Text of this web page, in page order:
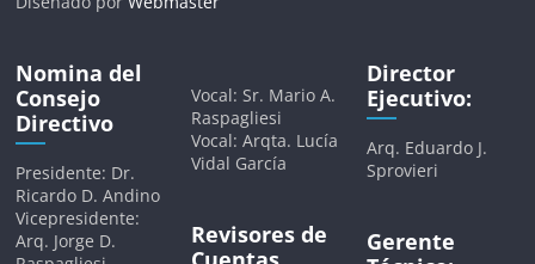
Nomina del
Consejo
Directivo
Presidente: Dr.
Ricardo D. Andino
Vicepresidente:
Arq. Jorge D.
Vocal: Sr. Mario A.
Raspagliesi
Vocal: Arqta. Lucía
Vidal García
Revisores de
Director
Ejecutivo:
Arq. Eduardo J.
Sprovieri
Gerente